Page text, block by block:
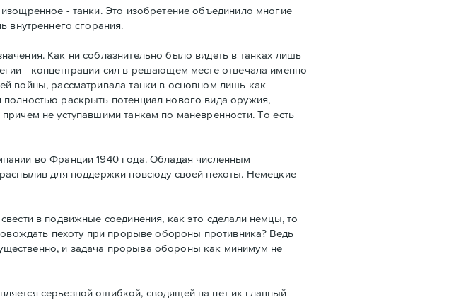
- танки. Это изобретение объединило многие
внутреннего сгорания.
Как ни соблазнительно было видеть в танках лишь
- концентрации сил в решающем месте отвечала именно
войны, рассматривала танки в основном лишь как
раскрыть потенциал нового вида оружия,
не уступавшими танкам по маневренности. То есть
во Франции 1940 года. Обладая численным
для поддержки повсюду своей пехоты. Немецкие
в подвижные соединения, как это сделали немцы, то
пехоту при прорыве обороны противника? Ведь
и задача прорыва обороны как минимум не
серьезной ошибкой, сводящей на нет их главный